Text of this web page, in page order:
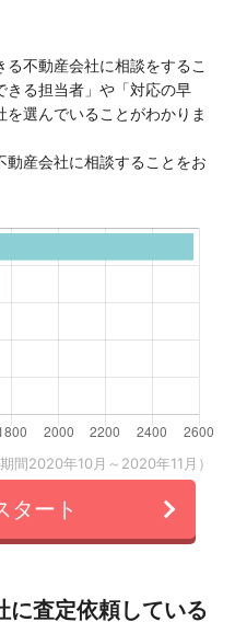
不動産会社に相談をするこ
きる担当者」や「対応の早
選んでいることがわかりま
産会社に相談することをお
間2020年10月～2020年11月）
タート
査定依頼している